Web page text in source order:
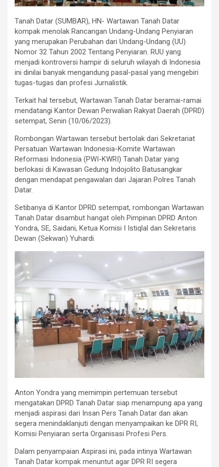
Tanah Datar (SUMBAR), HN- Wartawan Tanah Datar
kompak menolak Rancangan Undang-Undang Penyiaran
yang merupakan Perubahan dari Undang-Undang (UU)
Nomor 32 Tahun 2002 Tentang Penyiaran. RUU yang
menjadi kontroversi hampir di seluruh wilayah di Indonesia
ini dinilai banyak mengandung pasal-pasal yang mengebiri
tugas-tugas dan profesi Jurnalistik.
Terkait hal tersebut, Wartawan Tanah Datar beramai-ramai
mendatangi Kantor Dewan Perwalian Rakyat Daerah (DPRD)
setempat, Senin (10/06/2023).
Rombongan Wartawan tersebut bertolak dari Sekretariat
Persatuan Wartawan Indonesia-Komite Wartawan
Reformasi Indonesia (PWI-KWRI) Tanah Datar yang
berlokasi di Kawasan Gedung Indojolito Batusangkar
dengan mendapat pengawalan dari Jajaran Polres Tanah
Datar.
Setibanya di Kantor DPRD setempat, rombongan Wartawan
Tanah Datar disambut hangat oleh Pimpinan DPRD Anton
Yondra, SE, Saidani, Ketua Komisi I Istiqlal dan Sekretaris
Dewan (Sekwan) Yuhardi.
Anton Yondra yang memimpin pertemuan tersebut
mengatakan DPRD Tanah Datar siap menampung apa yang
menjadi aspirasi dari Insan Pers Tanah Datar dan akan
segera menindaklanjuti dengan menyampaikan ke DPR RI,
Komisi Penyiaran serta Organisasi Profesi Pers.
Dalam penyampaian Aspirasi ini, pada intinya Wartawan
Tanah Datar kompak menuntut agar DPR RI segera